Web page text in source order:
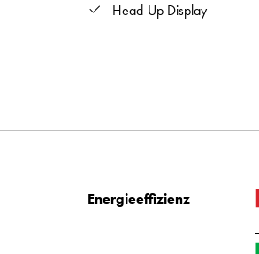
Head-Up Display
Energieeffizienz